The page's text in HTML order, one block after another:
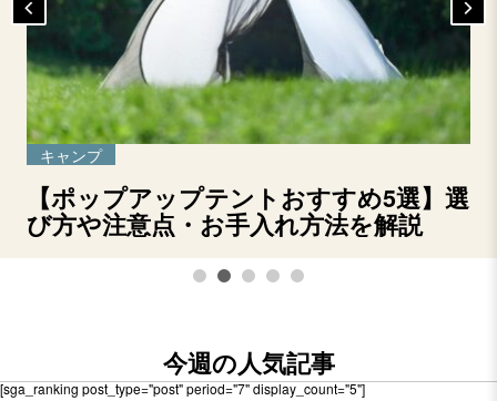
キャンプ
【ポップアップテントおすすめ5選】選
び方や注意点・お手入れ方法を解説
今週の人気記事
[sga_ranking post_type="post" period="7" display_count="5"]